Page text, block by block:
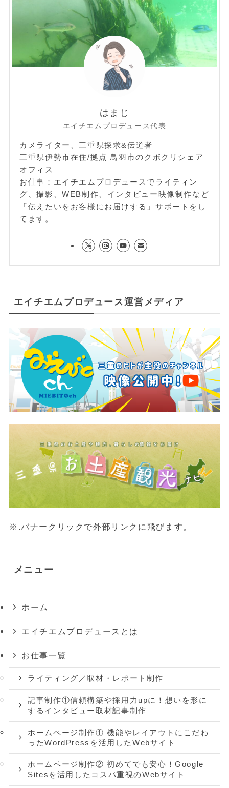
はまじ
エイチエムプロデュース代表
カメライター、三重県探求&伝道者
三重県伊勢市在住/拠点 鳥羽市のクボクリシェア
オフィス
お仕事：エイチエムプロデュースでライティン
グ、撮影、WEB制作、インタビュー映像制作など
「伝えたいをお客様にお届けする」サポートをし
てます。
エイチエムプロデュース運営メディア
※.バナークリックで外部リンクに飛びます。
メニュー
ホーム
エイチエムプロデュースとは
お仕事一覧
ライティング／取材・レポート制作
記事制作①信頼構築や採用力upに！想いを形に
するインタビュー取材記事制作
ホームページ制作① 機能やレイアウトにこだわ
ったWordPressを活用したWebサイト
ホームページ制作② 初めてでも安心！Google
Sitesを活用したコスパ重視のWebサイト